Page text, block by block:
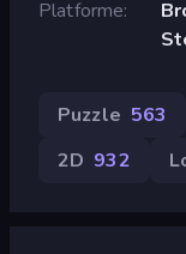
Platforme
Puzzle 563
2D 932